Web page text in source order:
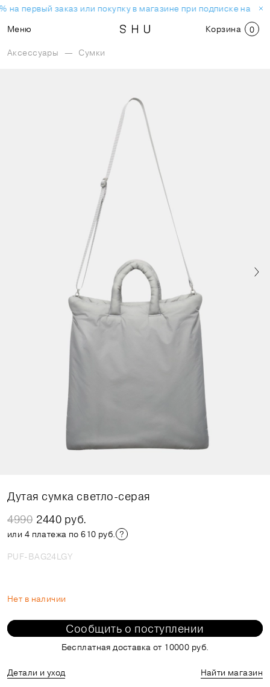
на первый заказ или покупку в магазине при подписке на
Меню
Корзина 0
Аксессуары — Сумки
Дутая сумка светло-серая
4990 2440 руб.
или 4 платежа по 610 руб.
PUF-BAG24LGY
Нет в наличии
Сообщить о поступлении
Бесплатная доставка от 10000 руб.
Детали и уход
Найти магазин